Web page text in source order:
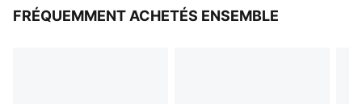
FRÉQUEMMENT ACHETÉS ENSEMBLE